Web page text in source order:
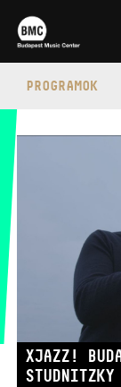
BUDAPEST MUSIC
TELEFON
PROGRAMOK
XJAZZ!